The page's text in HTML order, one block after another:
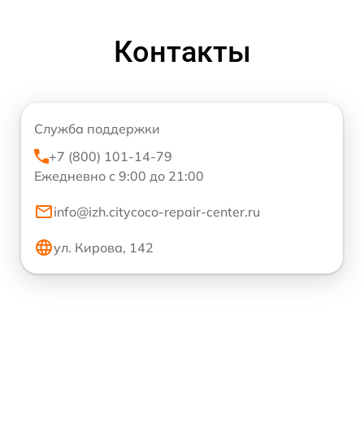
Контакты
Служба поддержки
+7 (800) 101-14-79
Ежедневно с 9:00 до 21:00
info@izh.citycoco-repair-center.ru
ул. Кирова, 142